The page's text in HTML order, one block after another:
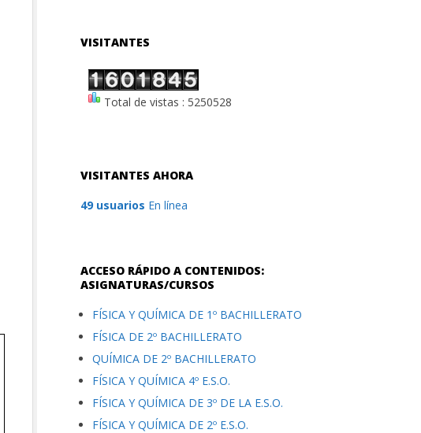
VISITANTES
Total de vistas : 5250528
VISITANTES AHORA
49 usuarios En línea
ACCESO RÁPIDO A CONTENIDOS:
ASIGNATURAS/CURSOS
FÍSICA Y QUÍMICA DE 1º BACHILLERATO
FÍSICA DE 2º BACHILLERATO
QUÍMICA DE 2º BACHILLERATO
FÍSICA Y QUÍMICA 4º E.S.O.
FÍSICA Y QUÍMICA DE 3º DE LA E.S.O.
FÍSICA Y QUÍMICA DE 2º E.S.O.